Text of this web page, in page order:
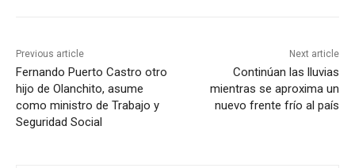
Previous article
Fernando Puerto Castro otro
hijo de Olanchito, asume
como ministro de Trabajo y
Seguridad Social
Next article
Continúan las lluvias
mientras se aproxima un
nuevo frente frío al país